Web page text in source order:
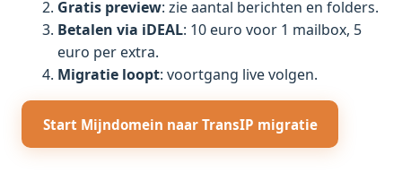
Gratis preview: zie aantal berichten en folders.
Betalen via iDEAL: 10 euro voor 1 mailbox, 5
euro per extra.
Migratie loopt: voortgang live volgen.
Start Mijndomein naar TransIP migratie